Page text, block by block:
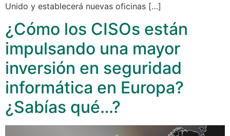
Unido y establecerá nuevas oficinas […]
¿Cómo los CISOs están
impulsando una mayor
inversión en seguridad
informática en Europa?
¿Sabías qué…?